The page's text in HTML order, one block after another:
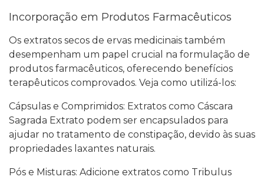
Incorporação em Produtos Farmacêuticos
Os extratos secos de ervas medicinais também
desempenham um papel crucial na formulação de
produtos farmacêuticos, oferecendo benefícios
terapêuticos comprovados. Veja como utilizá-los:
Cápsulas e Comprimidos: Extratos como Cáscara
Sagrada Extrato podem ser encapsulados para
ajudar no tratamento de constipação, devido às suas
propriedades laxantes naturais.
Pós e Misturas: Adicione extratos como Tribulus